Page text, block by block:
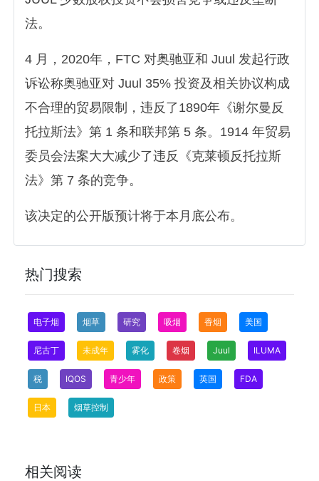
法。
4 月，2020年，FTC 对奥驰亚和 Juul 发起行政
诉讼称奥驰亚对 Juul 35% 投资及相关协议构成
不合理的贸易限制，违反了1890年《谢尔曼反
托拉斯法》第 1 条和联邦第 5 条。1914 年贸易
委员会法案大大减少了违反《克莱顿反托拉斯
法》第 7 条的竞争。
该决定的公开版预计将于本月底公布。
热门搜索
电子烟 烟草 研究 吸烟 香烟 美国
尼古丁 未成年 雾化 卷烟 Juul ILUMA
税 IQOS 青少年 政策 英国 FDA
日本 烟草控制
相关阅读